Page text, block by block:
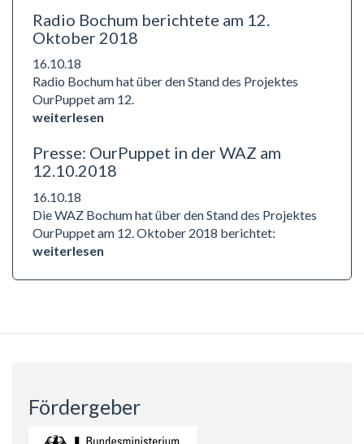
Radio Bochum berichtete am 12.
Oktober 2018
16.10.18
Radio Bochum hat über den Stand des Projektes
OurPuppet am 12.
weiterlesen
Presse: OurPuppet in der WAZ am
12.10.2018
16.10.18
Die WAZ Bochum hat über den Stand des Projektes
OurPuppet am 12. Oktober 2018 berichtet:
weiterlesen
Fördergeber